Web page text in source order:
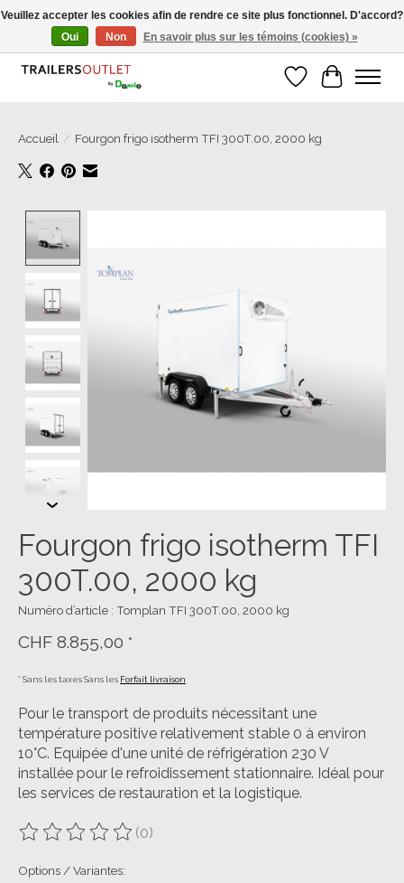
Grosse Auswahl an Anhänger direkt vom Hersteller!
Liste dePanier
Accueil / Fourgon frigo isotherm TFI 300T.00, 2000 kg
Fourgon frigo isotherm TFI
300T.00, 2000 kg
Numéro d’article : Tomplan TFI 300T.00, 2000 kg
CHF 8.855,00 *
* Sans les taxes Sans les Forfait livraison
Pour le transport de produits nécessitant une
température positive relativement stable 0 à environ
10°C. Equipée d'une unité de réfrigération 230 V
installée pour le refroidissement stationnaire. Idéal pour
les services de restauration et la logistique.
Ce produit est évalué à
(0)
Options / Variantes:
Veuillez accepter les cookies afin de rendre ce site plus fonctionnel. D'accord?
Oui
Non En savoir plus sur les témoins (cookies) »